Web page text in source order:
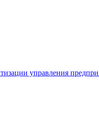
управления